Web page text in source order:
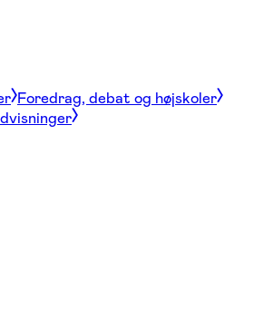
Foredrag, debat og højskoler